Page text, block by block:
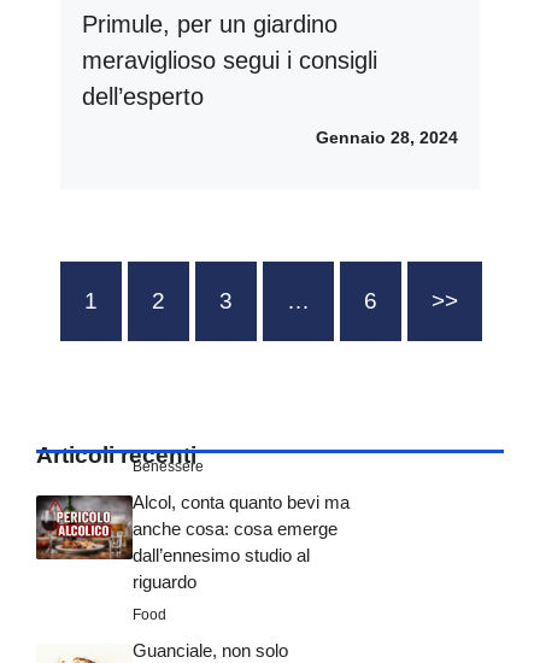
Primule, per un giardino
meraviglioso segui i consigli
dell’esperto
Gennaio 28, 2024
1 2 3 … 6 >>
Articoli recenti
Benessere
Alcol, conta quanto bevi ma
anche cosa: cosa emerge
dall’ennesimo studio al
riguardo
Food
Guanciale, non solo